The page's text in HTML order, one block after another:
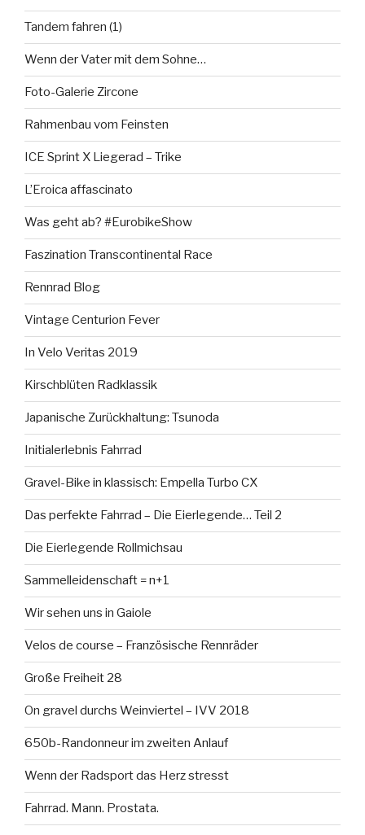
Tandem fahren (1)
Wenn der Vater mit dem Sohne…
Foto-Galerie Zircone
Rahmenbau vom Feinsten
ICE Sprint X Liegerad – Trike
L’Eroica affascinato
Was geht ab? #EurobikeShow
Faszination Transcontinental Race
Rennrad Blog
Vintage Centurion Fever
In Velo Veritas 2019
Kirschblüten Radklassik
Japanische Zurückhaltung: Tsunoda
Initialerlebnis Fahrrad
Gravel-Bike in klassisch: Empella Turbo CX
Das perfekte Fahrrad – Die Eierlegende… Teil 2
Die Eierlegende Rollmichsau
Sammelleidenschaft = n+1
Wir sehen uns in Gaiole
Velos de course – Französische Rennräder
Große Freiheit 28
On gravel durchs Weinviertel – IVV 2018
650b-Randonneur im zweiten Anlauf
Wenn der Radsport das Herz stresst
Fahrrad. Mann. Prostata.